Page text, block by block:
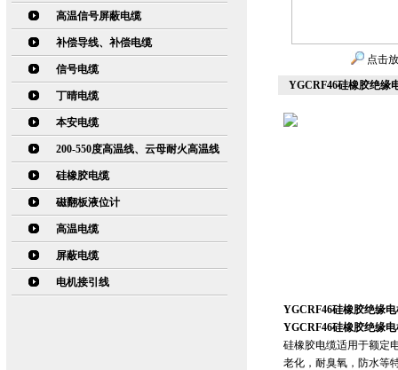
高温信号屏蔽电缆
补偿导线、补偿电缆
信号电缆
丁晴电缆
本安电缆
200-550度高温线、云母耐火高温线
硅橡胶电缆
磁翻板液位计
高温电缆
屏蔽电缆
电机接引线
点击
YGCRF46硅橡胶绝缘
YGCRF46硅橡胶绝缘
YGCRF46硅橡胶绝缘
硅橡胶电缆适用于额定
老化，耐臭氧，防水等